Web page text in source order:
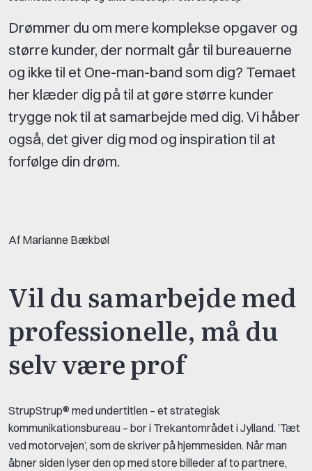
Drømmer du om mere komplekse opgaver og
større kunder, der normalt går til bureauerne
og ikke til et One-man-band som dig? Temaet
her klæder dig på til at gøre større kunder
trygge nok til at samarbejde med dig. Vi håber
også, det giver dig mod og inspiration til at
forfølge din drøm.
Af Marianne Bækbøl
Vil du samarbejde med
professionelle, må du
selv være prof
StrupStrup® med undertitlen – et strategisk
kommunikationsbureau – bor i Trekantområdet i Jylland. ’Tæt
ved motorvejen’, som de skriver på hjemmesiden. Når man
åbner siden lyser den op med store billeder af to partnere,